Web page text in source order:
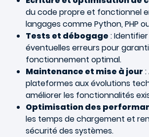
du code propre et fonctionnel
langages comme Python, PHP
Tests et débogage :
éventuelles erreurs pour
fonctionnement optimal.
Maintenance et mise à jour
plateformes aux évolutions
améliorer les fonctionnalités
Optimisation des
les temps de chargement et
sécurité des systèmes.